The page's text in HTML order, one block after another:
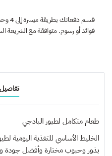
فوائد أو رسوم. متوافقة مع الشريعة
طعام متكامل لطيور البادجي
الخليط الأساسي للتغذية اليومية
بذور وحبوب مختارة وأفضل